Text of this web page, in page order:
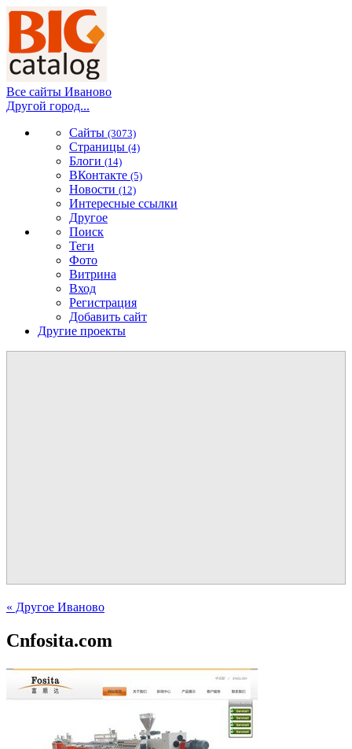
Все сайты Иваново
Другой город...
Сайты (3073)
Страницы (4)
Блоги (14)
ВКонтакте (5)
Новости (12)
Интересные ссылки
Другое
Поиск
Теги
Фото
Витрина
Вход
Регистрация
Добавить сайт
Другие проекты
« Другое Иваново
Cnfosita.com